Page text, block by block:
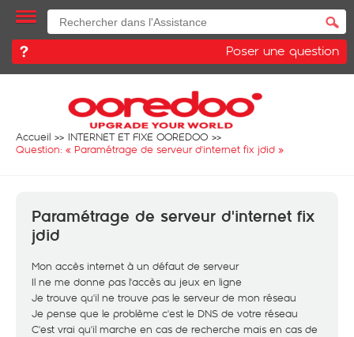
Poser une question
Accueil
INTERNET ET FIXE OOREDOO
Question: « Paramétrage de serveur d'internet fix jdid »
Paramétrage de serveur d'internet fix
jdid
Mon accès internet à un défaut de serveur
Il ne me donne pas l'accès au jeux en ligne
Je trouve qu'il ne trouve pas le serveur de mon réseau
Je pense que le problème c'est le DNS de votre réseau
C'est vrai qu'il marche en cas de recherche mais en cas de